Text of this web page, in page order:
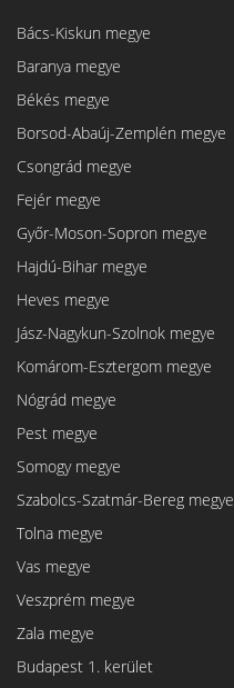
Bács-Kiskun megye
Baranya megye
Békés megye
Borsod-Abaúj-Zemplén megye
Csongrád megye
Fejér megye
Győr-Moson-Sopron megye
Hajdú-Bihar megye
Heves megye
Jász-Nagykun-Szolnok megye
Komárom-Esztergom megye
Nógrád megye
Pest megye
Somogy megye
Szabolcs-Szatmár-Bereg megye
Tolna megye
Vas megye
Veszprém megye
Zala megye
Budapest 1. kerület